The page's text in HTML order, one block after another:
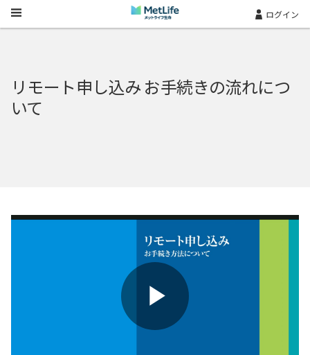
Skip Navigation ログイン
リモート申し込み お手続きの流れにつ
いて
Play